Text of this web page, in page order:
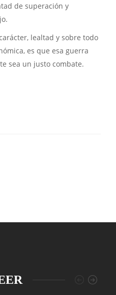
de superación y
lealtad y sobre todo
es que esa guerra
sea un justo combate.